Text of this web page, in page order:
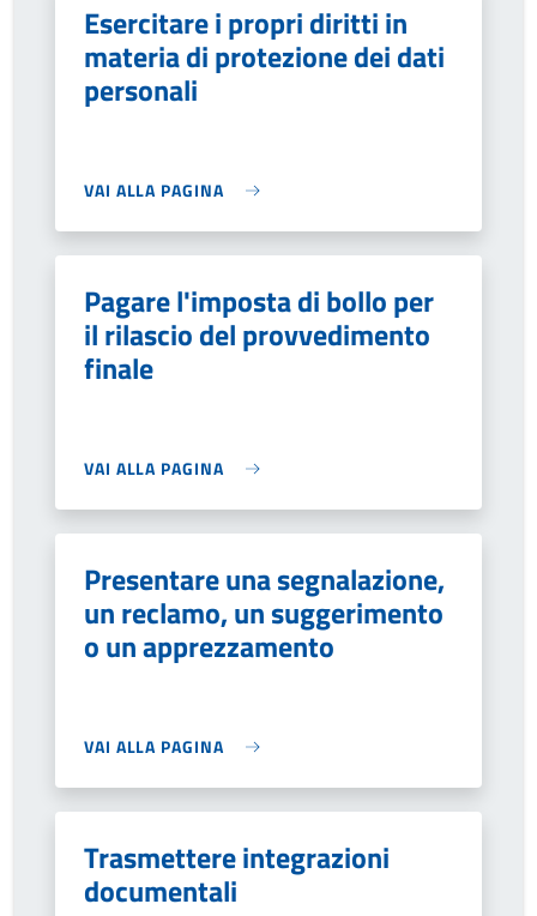
Esercitare i propri diritti in
materia di protezione dei dati
personali
VAI ALLA PAGINA
Pagare l'imposta di bollo per
il rilascio del provvedimento
finale
VAI ALLA PAGINA
Presentare una segnalazione,
un reclamo, un suggerimento
o un apprezzamento
VAI ALLA PAGINA
Trasmettere integrazioni
documentali